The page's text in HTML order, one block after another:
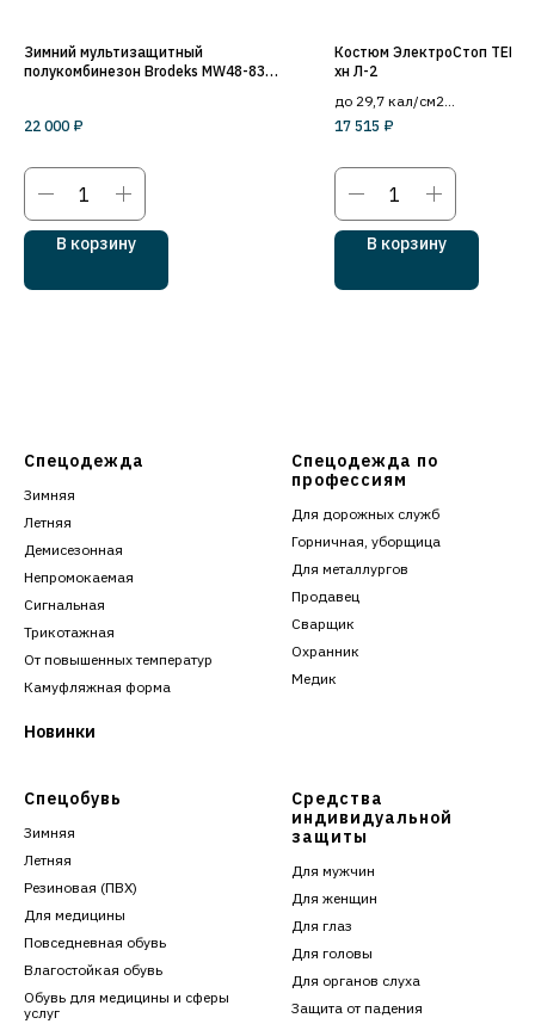
Зимний мультизащитный
полукомбинезон Brodeks MW48-83В,
22 000 ₽
В корзину
Костюм ЭлектроСтоп
хн Л-2
до 29,7 кал/см2
уровень защиты 3й
17 515 ₽
В корзину
Спецодежда
Зимняя
Летняя
Демисезонная
Непромокаемая
Сигнальная
Трикотажная
От повышенных температур
Камуфляжная форма
Новинки
Спецодежда по
профессиям
Для дорожных служб
Горничная, уборщица
Для металлургов
Продавец
Сварщик
Охранник
Медик
Спецобувь
Зимняя
Летняя
Резиновая (ПВХ)
Для медицины
Повседневная обувь
Влагостойкая обувь
Обувь для медицины и сферы
услуг
Средства
индивидуальной
защиты
Для мужчин
Для женщин
Для глаз
Для головы
Для органов слуха
Защита от падения